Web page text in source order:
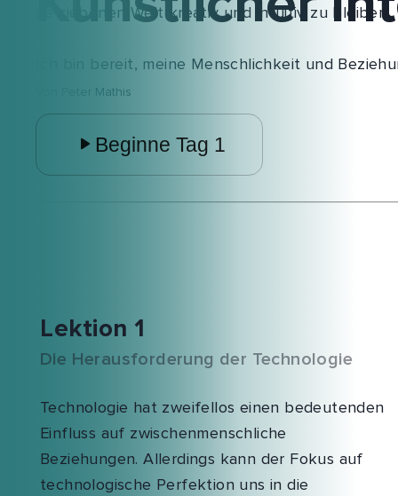
Peter Mathis
Beginne Tag 1
getriebenen Welt kreativ und intuitiv zu bleiben.
Ich bin bereit, meine Menschlichkeit und
Lektion 1
Die Herausforderung der Technologie
Technologie hat zweifellos einen bedeutenden
Einfluss auf zwischenmenschliche
Beziehungen. Allerdings kann der Fokus auf
technologische Perfektion uns in die